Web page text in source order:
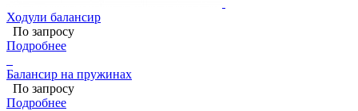
Ходули балансир
По запросу
Подробнее
Балансир на пружинах
По запросу
Подробнее